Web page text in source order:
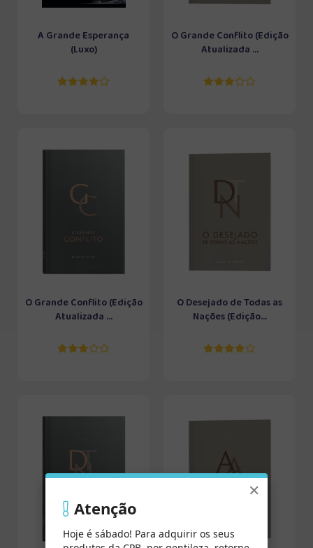
A Grande Esperança
(Luxo)
O Grande Conflito (Edição
Atualizada ...
O Grande Conflito (Edição
Atualizada ...
O Desejado de Todas as
Nações (Edição...
×
Atenção
Hoje é sábado! Para adquirir os seus